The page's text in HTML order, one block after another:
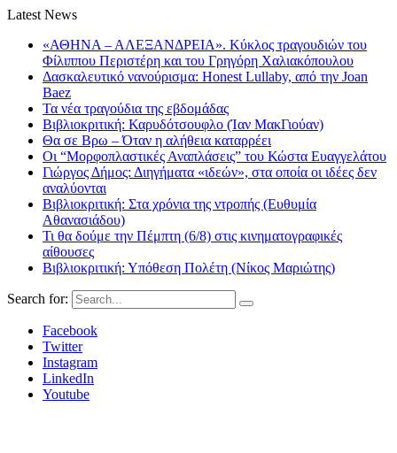
Latest News
«ΑΘΗΝΑ – ΑΛΕΞΑΝΔΡΕΙΑ». Κύκλος τραγουδιών του
Φίλιππου Περιστέρη και του Γρηγόρη Χαλιακόπουλου
Δασκαλευτικό νανούρισμα: Honest Lullaby, από την Joan
Baez
Τα νέα τραγούδια της εβδομάδας
Βιβλιοκριτική: Καρυδότσουφλο (Ίαν ΜακΓιούαν)
Θα σε Βρω – Όταν η αλήθεια καταρρέει
Οι “Μορφοπλαστικές Αναπλάσεις” του Κώστα Ευαγγελάτου
Γιώργος Δήμος: Διηγήματα «ιδεών», στα οποία οι ιδέες δεν
αναλύονται
Βιβλιοκριτική: Στα χρόνια της ντροπής (Ευθυμία
Αθανασιάδου)
Τι θα δούμε την Πέμπτη (6/8) στις κινηματογραφικές
αίθουσες
Βιβλιοκριτική: Υπόθεση Πολέτη (Νίκος Μαριώτης)
Search for:
Facebook
Twitter
Instagram
LinkedIn
Youtube